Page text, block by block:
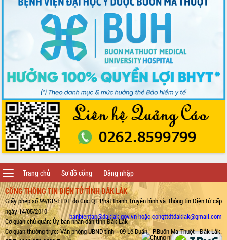
Trang chủ Sơ đồ cổng Đăng nhập
Toggle
navigation
CỔNG THÔNG TIN ĐIỆN TỬ TỈNH ĐẮK LẮK
Giấy phép số 99/GP-TTĐT do Cục QL Phát thanh Truyền hình và Thông tin Điện tử cấp
ngày 14/05/2010
Cơ quan chủ quản: Ủy ban nhân dân tỉnh Đắk Lắk
Cơ quan thường trực: Văn phòng UBND tỉnh - 09 Lê Duẩn - P.Buôn Ma Thuột - Đắk Lắk.
banbientap@daklak.gov.vn hoặc congttdtdaklak@gmail.com